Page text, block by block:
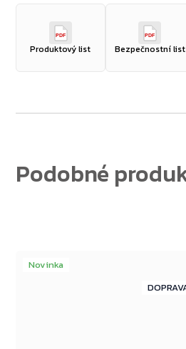
PDF
Produktový list
PDF
Bezpečnostní list
Novinka